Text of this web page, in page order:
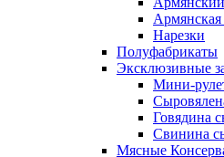
Армянская
Нарезки
Полуфабрикаты
Эксклюзивные
Мини-
Говядина
Свинина
Мясные